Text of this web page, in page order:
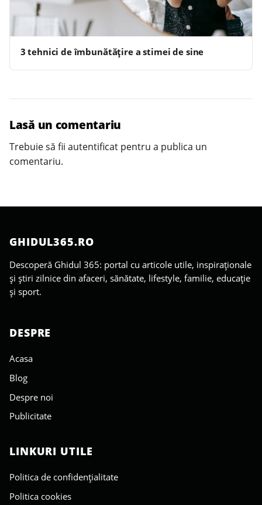
3 tehnici de îmbunătățire a stimei de sine
Lasă un comentariu
Trebuie să fii autentificat pentru a publica un
comentariu.
GHIDUL365.RO
Descoperă Ghidul 365: portal cu articole utile, inspiraționale
și știri zilnice din afaceri, sănătate, lifestyle, familie, educație
și sport.
DESPRE
Acasa
Blog
Despre noi
Publicitate
LINKURI UTILE
Politica de confidențialitate
Politica cookies